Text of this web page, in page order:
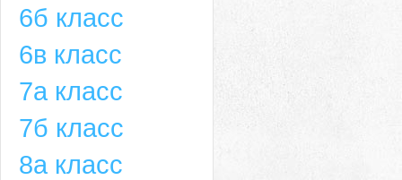
6б класс
6в класс
7а класс
7б класс
8а класс